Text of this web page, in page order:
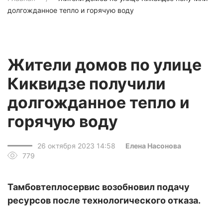
долгожданное тепло и горячую воду
Жители домов по улице
Киквидзе получили
долгожданное тепло и
горячую воду
26 октября 2023 14:58
Елена Насонова
779
Тамбовтеплосервис возобновил подачу
ресурсов после технологического отказа.